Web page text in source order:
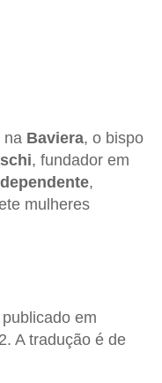
na Baviera, o bispo
, fundador em
,
mulheres
publicado em
A tradução é de